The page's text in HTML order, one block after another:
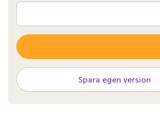
Spara egen version